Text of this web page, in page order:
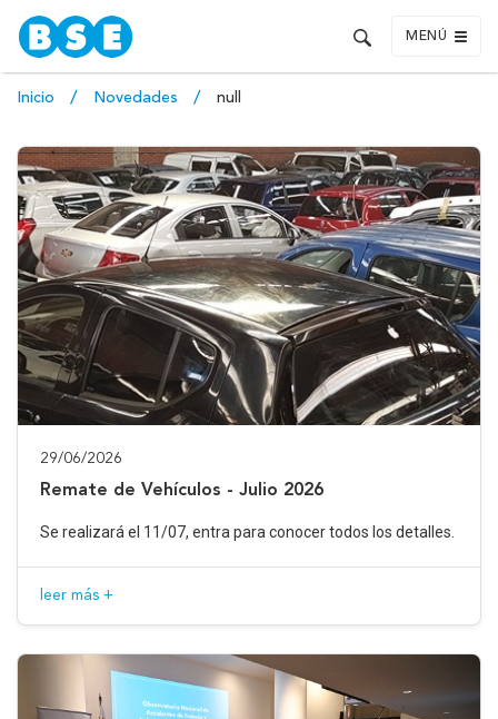
MENÚ
Inicio Novedades null
29/06/2026
Remate de Vehículos - Julio 2026
Se realizará el 11/07, entra para conocer todos los detalles.
leer más +